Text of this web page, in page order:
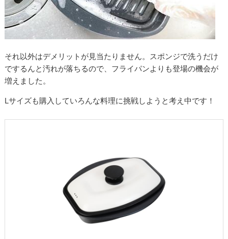
それ以外はデメリットが見当たりません。スポンジで洗うだけ
でするんと汚れが落ちるので、フライパンよりも登場の機会が
増えました。
Lサイズも購入していろんな料理に挑戦しようと考え中です！